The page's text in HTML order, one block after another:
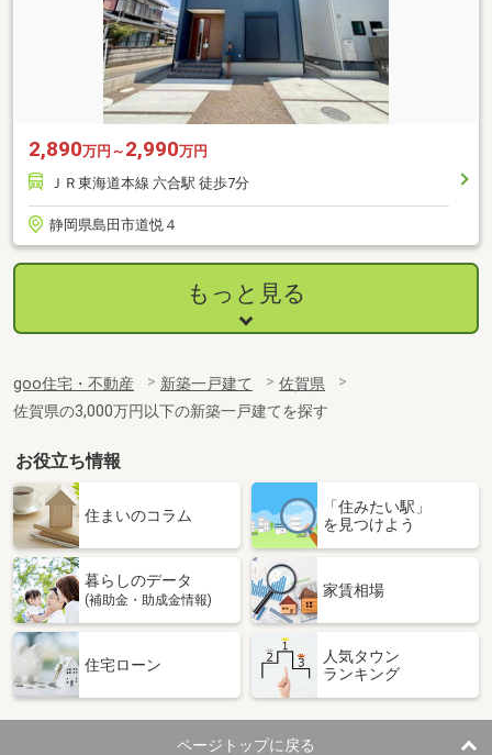
2,890万円～ 2,990万円
ＪＲ東海道本線 六合駅 徒歩7分
静岡県島田市道悦４
もっと見る
goo住宅・不動産 新築一戸建て
佐賀県
佐賀県の3,000万円以下の新築一戸建てを探す
お役立ち情報
住まいのコラム
「住みたい駅」
を見つけよう
暮らしのデータ
(補助金・助成金情報)
家賃相場
住宅ローン
人気タウン
ランキング
ページトップに戻る